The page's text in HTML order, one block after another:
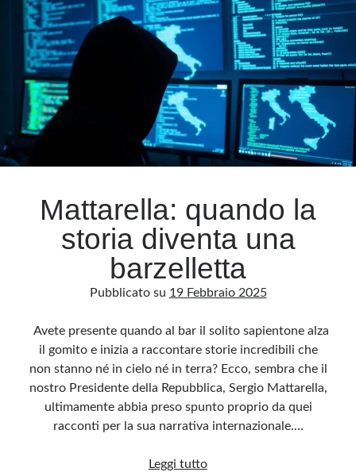
attacco
Mattarella: quando la
storia diventa una
barzelletta
Pubblicato su 19 Febbraio 2025
Avete presente quando al bar il solito sapientone alza
il gomito e inizia a raccontare storie incredibili che
non stanno né in cielo né in terra? Ecco, sembra che il
nostro Presidente della Repubblica, Sergio Mattarella,
ultimamente abbia preso spunto proprio da quei
racconti per la sua narrativa internazionale.…
Leggi tuttoMattarella: